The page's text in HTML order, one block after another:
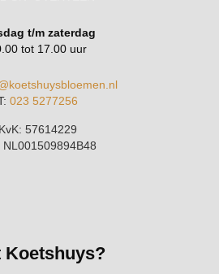
t/m zaterdag
tot 17.00 uur
023 5277256
KvK: 57614229
NL001509894B48
Koetshuys?